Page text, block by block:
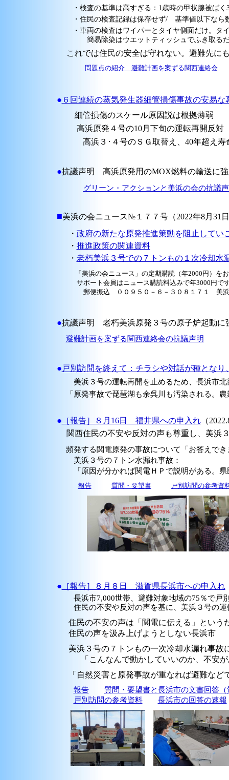
・検査の基準は高すぎる：1歳時の甲状腺被ばく
・住民の検査記録は保存せず/ 基準値以下なら
・車両の検査はワイパーとタイヤ側面だけ。タ
簡易除染はウエットティッシュでふき取る
これでは住民の安全は守れない。避難先に
問題点の紹介 避難計画を案ずる関西連絡会
● ６回連続の蒸気発生器細管損傷事故の安易な
細管損傷のスケール原因説は根拠薄弱
高浜原発４号の10月下旬の運転再開反対
高浜３･４号のＳＧ取替え、40年超え寿
●抗議声明 高浜原発用のMOX燃料の輸送に強
グリーン・アクションと美浜の会の抗議
■美浜の会ニュース№１７７号（2022年8月31
・ 政府の新たな原発推進策動を阻止してい
・ 推進政策の関連資料
・ 老朽美浜３号での７トンもの１次冷却水
「美浜の会ニュース」の定期購読（年2000円）を
サポート会員はニュース購読料込みで年3000円で
郵便振込 ００９５０－６－３０８１７１ 美浜
●抗議声明 老朽美浜原発３号の原子炉起動に
避難計画を案ずる関西連絡会の抗議声明
● 戸別訪問を終えて：チラシや対話が種とな
美浜３号の運転再開を止めるため、長浜市北
「原発事故で琵琶湖も余呉川も汚染される。農
● ［報告］８月16日 福井県への申入れ（
関西住民の不安や反対の声も尊重し、美浜
頻発する関電原発の事故について「お答えでき
美浜３号の７トン水漏れ事故：
「原因が分かれば関電ＨＰで説明がある。県
報告 質問・要望書 戸別訪問の参考資
● ［報告］８月８日 滋賀県長浜市への申入れ
長浜市7,000世帯、避難対象地域の75％で戸
住民の不安や反対の声を基に、美浜３号の運
住民の不安の声は「関電に伝える」という
住民の声を汲み上げようとしない長浜市
美浜３号の７トンもの一次冷却水漏れ事故
「こんなんで動かしていいのか、不安が
「自然災害と原発事故が重なれば避難など
報告
質問・要望書と長浜市の文書回答
戸別訪問の参考資料
長浜市の回答の速報